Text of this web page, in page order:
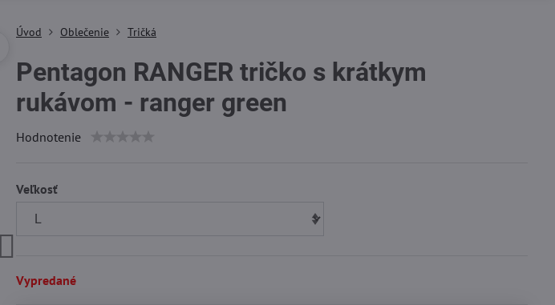
Úvod Oblečenie Tričká
Pentagon RANGER tričko s krátkym
rukávom - ranger green
Hodnotenie
Veľkosť
Vypredané